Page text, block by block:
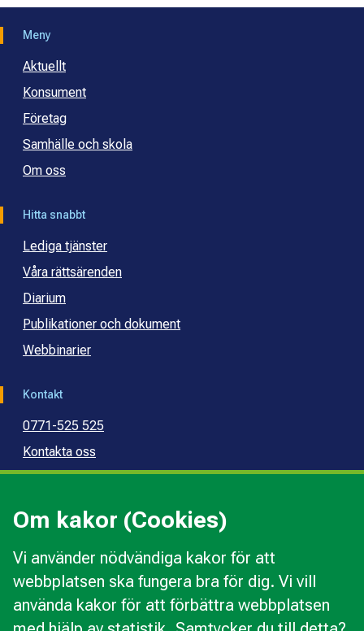
Om kakor (Cookies)
Vi använder nödvändiga kakor för att
webbplatsen ska fungera bra för dig. Vi vill
använda kakor för att förbättra webbplatsen
Meny
Aktuellt
Konsument
Företag
Samhälle och skola
Om oss
Hitta snabbt
Lediga tjänster
Våra rättsärenden
Diarium
Publikationer och dokument
Webbinarier
Kontakt
0771-525 525
Kontakta oss
Press
Kommunal budget- och skuldrådgivning